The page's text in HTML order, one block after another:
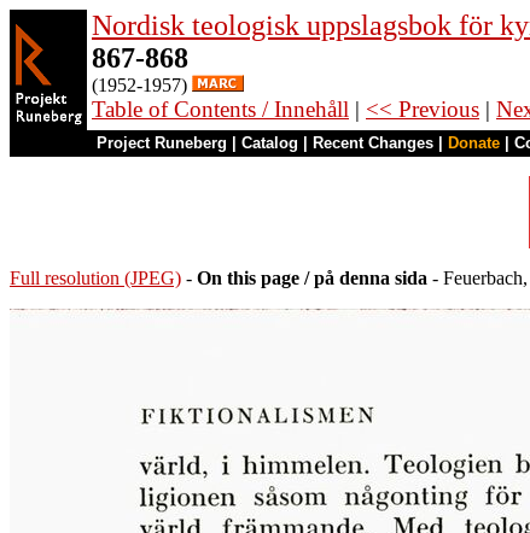
Nordisk teologisk uppslagsbok för
867-868
(1952-1957)
Table of Contents / Innehåll | << Previous |
Project Runeberg Catalog Recent Changes Donate
Full resolution (JPEG) - On this page / på denna sida -